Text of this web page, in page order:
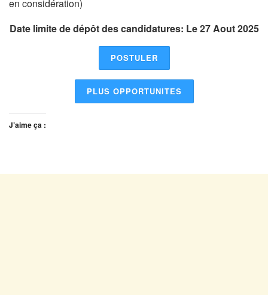
en considération)
Date limite de dépôt des candidatures: Le 27 Aout 2025
POSTULER
PLUS OPPORTUNITES
J’aime ça :